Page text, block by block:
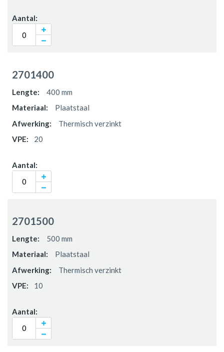
2701400
400 mm
Plaatstaal
Thermisch verzinkt
20
2701500
500 mm
Plaatstaal
Thermisch verzinkt
10